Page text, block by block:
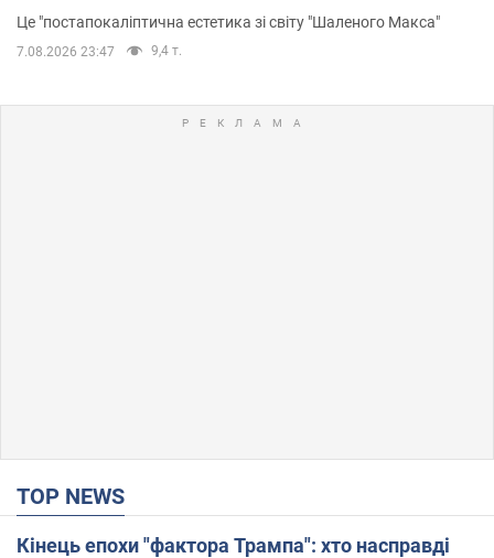
Це "постапокаліптична естетика зі світу "Шаленого Макса"
7.08.2026 23:47 9,4 т.
TOP NEWS
Кінець епохи "фактора Трампа": хто насправді